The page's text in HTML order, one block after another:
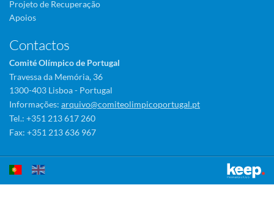
Projeto de Recuperação
Apoios
Contactos
Comité Olímpico de Portugal
Travessa da Memória, 36
1300-403 Lisboa - Portugal
Informações: arquivo@comiteolimpicoportugal.pt
Tel.: +351 213 617 260
Fax: +351 213 636 967